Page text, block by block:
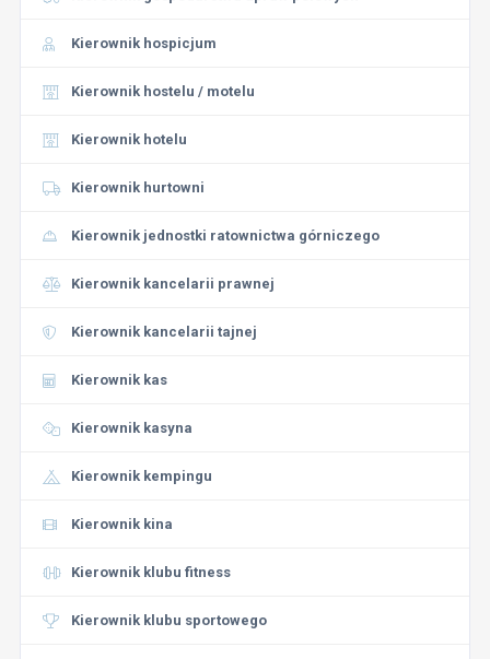
Kierownik hospicjum
Kierownik hostelu / motelu
Kierownik hotelu
Kierownik hurtowni
Kierownik jednostki ratownictwa górniczego
Kierownik kancelarii prawnej
Kierownik kancelarii tajnej
Kierownik kas
Kierownik kasyna
Kierownik kempingu
Kierownik kina
Kierownik klubu fitness
Kierownik klubu sportowego